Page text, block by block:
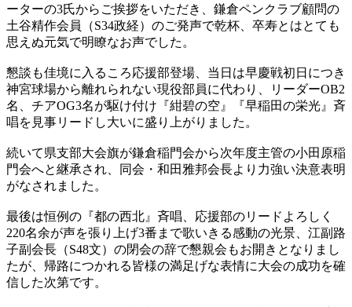
ーターの3氏からご挨拶をいただき、鎌倉ペンクラブ顧問の
土谷精作会員（S34政経）のご発声で乾杯、卒寿とはとても
思えぬ元気で明瞭なお声でした。
懇談も佳境に入るころ応援部登場、当日は早慶戦初日につき
神宮球場から離れられない現役部員に代わり、リーダーOB2
名、チアOG3名が駆け付け『紺碧の空』『早稲田の栄光』斉
唱を見事リードし大いに盛り上がりました。
続いて県支部大会旗が鎌倉稲門会から次年度主管の小田原稲
門会へと継承され、同会・和田雅邦会長より力強い決意表明
がなされました。
最後は恒例の『都の西北』斉唱、応援部のリードよろしく
220名余が声を張り上げ3番まで歌いきる感動の光景、江副路
子副会長（S48文）の閉会の辞で懇親会もお開きとなりまし
たが、帰路につかれる皆様の満足げな表情に大会の成功を確
信した次第です。